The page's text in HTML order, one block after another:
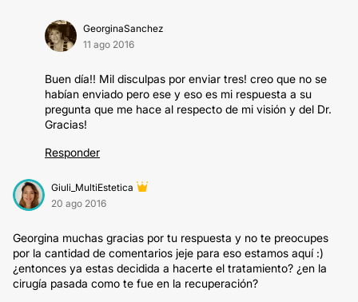
GeorginaSanchez
11 ago 2016
Buen día!! Mil disculpas por enviar tres! creo que no se
habían enviado pero ese y eso es mi respuesta a su
pregunta que me hace al respecto de mi visión y del Dr.
Gracias!
Responder
Giuli_MultiEstetica
20 ago 2016
Georgina muchas gracias por tu respuesta y no te preocupes
por la cantidad de comentarios jeje para eso estamos aquí :)
¿entonces ya estas decidida a hacerte el tratamiento? ¿en la
cirugía pasada como te fue en la recuperación?